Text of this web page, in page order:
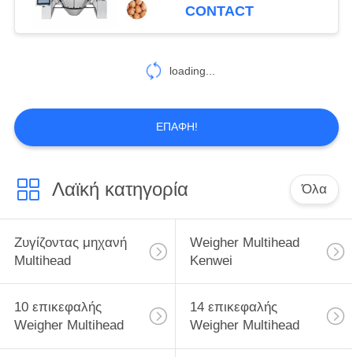
CONTACT
loading...
ΕΠΑΦΉ!
Λαϊκή κατηγορία Όλα
Ζυγίζοντας μηχανή
Multihead
Weigher Multihead
Kenwei
10 επικεφαλής
Weigher Multihead
14 επικεφαλής
Weigher Multihead